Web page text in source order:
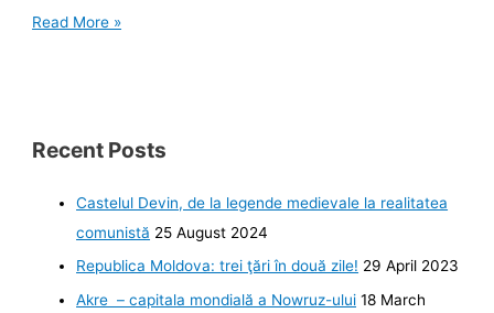
Două
iadul
din
Read More »
Recent Posts
Castelul Devin, de la legende medievale la realitatea
comunistă 25 August 2024
Republica Moldova: trei ţări în două zile! 29 April 2023
Akre – capitala mondială a Nowruz-ului 18 March